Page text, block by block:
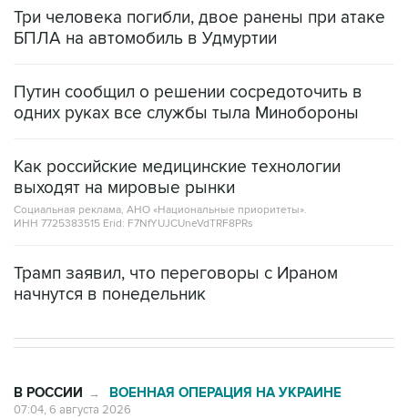
Три человека погибли, двое ранены при атаке
БПЛА на автомобиль в Удмуртии
Путин сообщил о решении сосредоточить в
одних руках все службы тыла Минобороны
Как российские медицинские технологии
выходят на мировые рынки
Социальная реклама, АНО «Национальные приоритеты».
ИНН 7725383515 Erid: F7NfYUJCUneVdTRF8PRs
Трамп заявил, что переговоры с Ираном
начнутся в понедельник
В РОССИИ → ВОЕННАЯ ОПЕРАЦИЯ НА УКРАИНЕ
07:04, 6 августа 2026